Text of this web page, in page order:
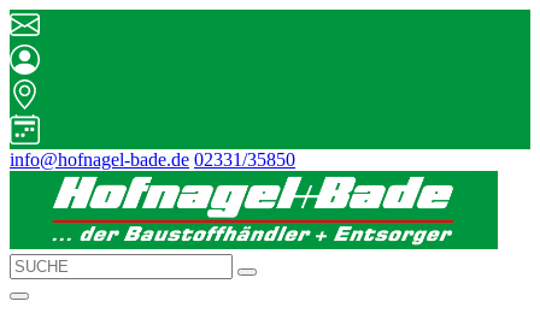
info@hofnagel-bade.de 02331/35850